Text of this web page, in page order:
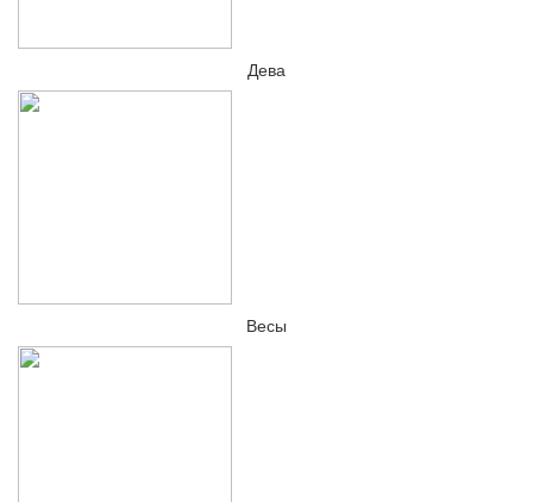
Дева
Весы